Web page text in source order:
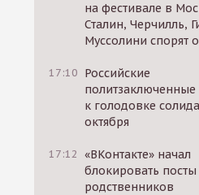
на фестивале в
Сталин, Черчилль,
Муссолини спорят
17:10 Российские
политзаключенные
к голодовке
октября
17:12 «ВКонтакте» начал
блокировать посты
родственников